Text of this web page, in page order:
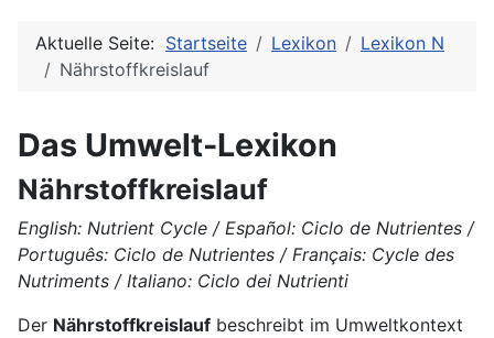
Aktuelle Seite: Startseite Lexikon
Lexikon N
Nährstoffkreislauf
Das Umwelt-Lexikon
Nährstoffkreislauf
English: Nutrient Cycle / Español: Ciclo de Nutrientes /
Português: Ciclo de Nutrientes / Français: Cycle des
Nutriments / Italiano: Ciclo dei Nutrienti
Der Nährstoffkreislauf beschreibt im Umweltkontext